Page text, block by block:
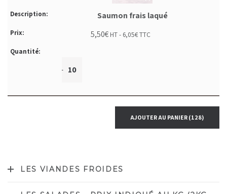
Saumon frais laqué
5,50€ HT - 6,05€TTC
+
AJOUTER AU PANIER (128)
LES VIANDES FROIDES